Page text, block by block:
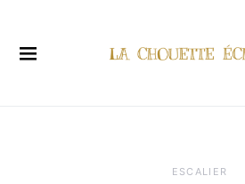
ESCALIER